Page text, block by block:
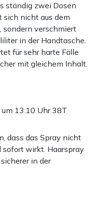
ständig zwei Dosen
sich nicht aus dem
sondern verschmiert
in der Handtasche.
für sehr harte Fälle
mit gleichem Inhalt.
13:10 Uhr38T
dass das Spray nicht
sofort wirkt. Haarspray
in der